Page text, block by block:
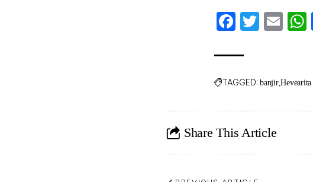
TAGGED: banjir
Share This Article